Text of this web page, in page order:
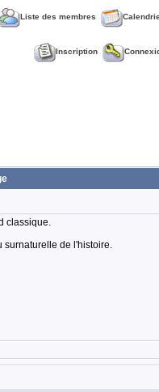
Liste des membres
Inscription
classique.
surnaturelle de l'histoire.